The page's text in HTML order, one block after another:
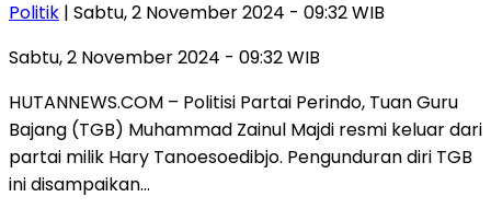
Politik | Sabtu, 2 November 2024 - 09:32 WIB
Sabtu, 2 November 2024 - 09:32 WIB
HUTANNEWS.COM – Politisi Partai Perindo, Tuan Guru
Bajang (TGB) Muhammad Zainul Majdi resmi keluar dari
partai milik Hary Tanoesoedibjo. Pengunduran diri TGB
ini disampaikan…